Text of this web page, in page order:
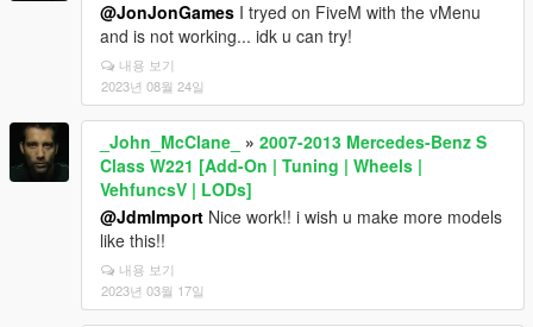
@JonJonGames I tryed on FiveM with the vMenu
and is not working... idk u can try!
내용 보기
2023년 08월 24일
_John_McClane_ » 2007-2013 Mercedes-Benz S
Class W221 [Add-On | Tuning | Wheels |
VehfuncsV | LODs]
@JdmImport Nice work!! i wish u make more models
like this!!
내용 보기
2023년 03월 17일